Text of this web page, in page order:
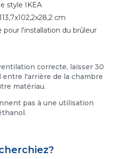
style IKEA
cm
pour l'installation du brûleur
correcte, laisser 30
entre l'arrière de la chambre
matériau.
pas à une utilisation